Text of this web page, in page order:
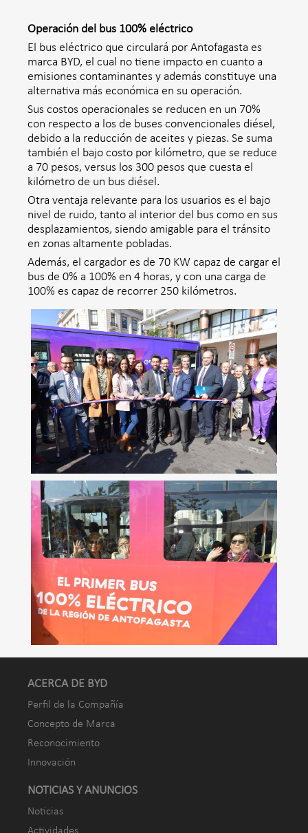
Operación del bus 100% eléctrico
El bus eléctrico que circulará por Antofagasta es
marca BYD, el cual no tiene impacto en cuanto a
emisiones contaminantes y además constituye una
alternativa más económica en su operación.
Sus costos operacionales se reducen en un 70%
con respecto a los de buses convencionales diésel,
debido a la reducción de aceites y piezas. Se suma
también el bajo costo por kilómetro, que se reduce
a 70 pesos, versus los 300 pesos que cuesta el
kilómetro de un bus diésel.
Otra ventaja relevante para los usuarios es el bajo
nivel de ruido, tanto al interior del bus como en sus
desplazamientos, siendo amigable para el tránsito
en zonas altamente pobladas.
Además, el cargador es de 70 KW capaz de cargar el
bus de 0% a 100% en 4 horas, y con una carga de
100% es capaz de recorrer 250 kilómetros.
ACERCA DE BYD
Perfil de la Compañía
Concepto de Marca
Reconocimiento
Innovación
NOTICIAS Y ANUNCIOS
Noticias